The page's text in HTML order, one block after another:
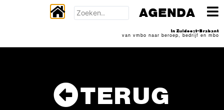
TERUG
AGENDA
In Zuidoost-Brabant
van vmbo naar beroep, bedrijf en mbo